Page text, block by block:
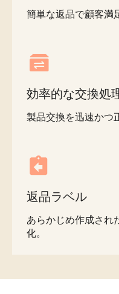
簡単な返品で顧客満
効率的な交換処
製品交換を迅速かつ
返品ラベル
あらかじめ作成され
化。